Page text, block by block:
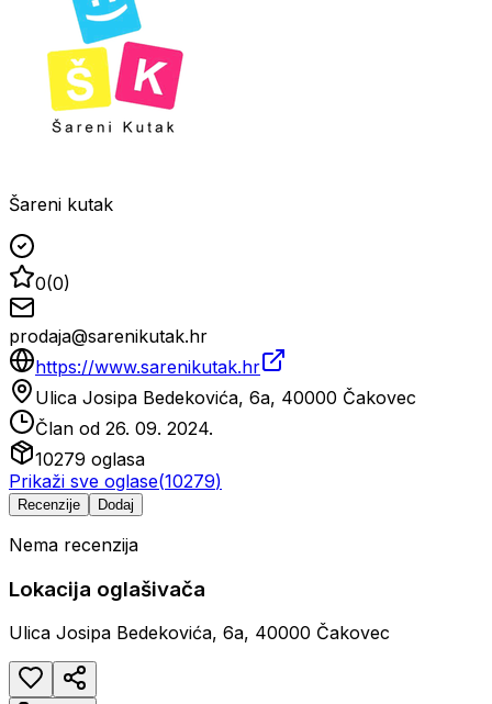
Šareni kutak
0(0)
prodaja@sarenikutak.hr
https://www.sarenikutak.hr
Ulica Josipa Bedekovića, 6a, 40000 Čakovec
Član od 26. 09. 2024.
10279 oglasa
Prikaži sve oglase(10279)
Recenzije Dodaj
Nema recenzija
Lokacija oglašivača
Ulica Josipa Bedekovića, 6a, 40000 Čakovec